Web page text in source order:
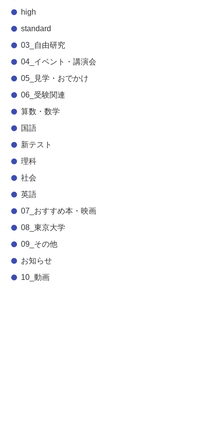
high
standard
03_自由研究
04_イベント・講演会
05_見学・おでかけ
06_受験関連
算数・数学
国語
新テスト
理科
社会
英語
07_おすすめ本・映画
08_東京大学
09_その他
お知らせ
10_動画